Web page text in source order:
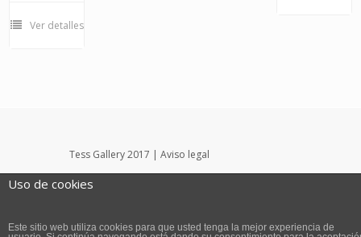
Ver detalles
Tess Gallery 2017 | Aviso legal
Portada
Uso de cookies
Este sitio web utiliza cookies para que usted tenga la mejor experiencia de